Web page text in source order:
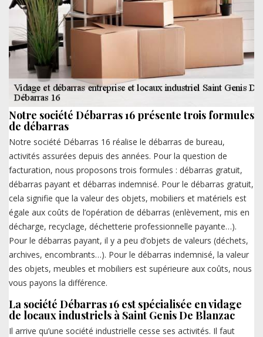
Notre société Débarras 16 présente trois formules
de débarras
Notre société Débarras 16 réalise le débarras de bureau,
activités assurées depuis des années. Pour la question de
facturation, nous proposons trois formules : débarras gratuit,
débarras payant et débarras indemnisé. Pour le débarras gratuit,
cela signifie que la valeur des objets, mobiliers et matériels est
égale aux coûts de l’opération de débarras (enlèvement, mis en
décharge, recyclage, déchetterie professionnelle payante…).
Pour le débarras payant, il y a peu d’objets de valeurs (déchets,
archives, encombrants…). Pour le débarras indemnisé, la valeur
des objets, meubles et mobiliers est supérieure aux coûts, nous
vous payons la différence.
La société Débarras 16 est spécialisée en vidage
de locaux industriels à Saint Genis De Blanzac
Il arrive qu’une société industrielle cesse ses activités. Il faut